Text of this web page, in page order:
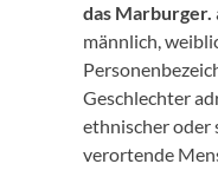
das Marburger.
männlich,
Geschlechter
ethnischer oder
verortende